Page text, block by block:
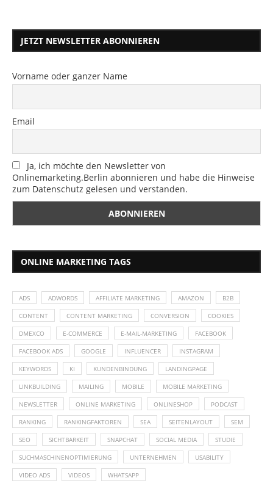
JETZT NEWSLETTER ABONNIEREN
Vorname oder ganzer Name
Email
Ja, ich möchte den Newsletter von
Onlinemarketing.Berlin abonnieren und habe die Hinweise
zum Datenschutz gelesen und verstanden.
ONLINE MARKETING TAGS
ADS ADWORDS AFFILIATE MARKETING AMAZON B2B
CONTENT CONTENT MARKETING CONVERSION COOKIES
DMEXCO E-COMMERCE E-MAIL-MARKETING FACEBOOK
FACEBOOK ADS GOOGLE INFLUENCER INSTAGRAM
KEYWORDS KI KUNDENBINDUNG LANDINGPAGE
LINKBUILDING MAILING MOBILE MOBILE MARKETING
NEWSLETTER ONLINE MARKETING ONLINESHOP PODCAST
RANKING RANKINGFAKTOREN SEA SEITENLAYOUT SEM
SEO SICHTBARKEIT SNAPCHAT SOCIAL MEDIA STUDIE
SUCHMASCHINENOPTIMIERUNG UNTERNEHMEN USABILITY
VIDEO ADS VIDEOS WHATSAPP